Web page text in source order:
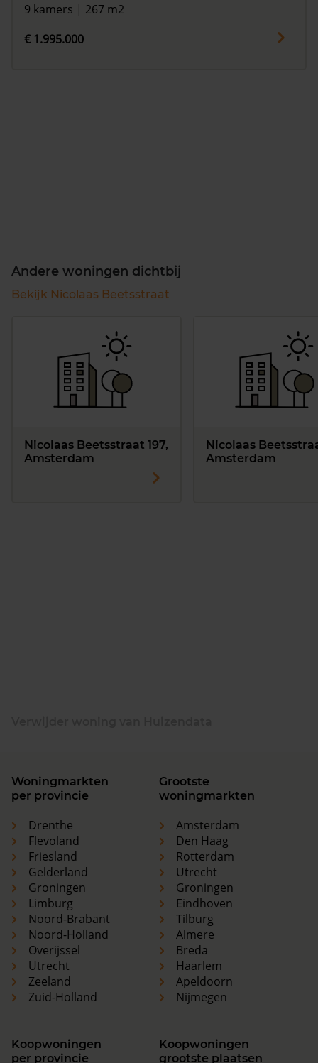
9 kamers | 267 m2
€ 1.995.000
Andere woningen dichtbij
Bekijk Nicolaas Beetsstraat
Nicolaas Beetsstraat 197,
Amsterdam
Nicolaas
Amsterdam
Woningmarkten
per provincie
Drenthe
Flevoland
Friesland
Gelderland
Groningen
Limburg
Noord-Brabant
Noord-Holland
Overijssel
Utrecht
Zeeland
Zuid-Holland
Grootste
woningmarkten
Amsterdam
Den Haag
Rotterdam
Utrecht
Groningen
Eindhoven
Tilburg
Almere
Breda
Haarlem
Apeldoorn
Nijmegen
Koopwoningen
per provincie
Koopwoningen
grootste plaatsen